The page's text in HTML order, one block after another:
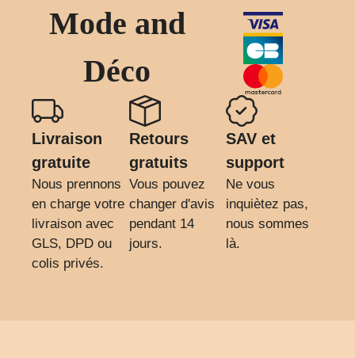
Mode and
Déco
Livraison
gratuite
Nous prennons
en charge votre
livraison avec
GLS, DPD ou
colis privés.
Retours
gratuits
Vous pouvez
changer d'avis
pendant 14
jours.
SAV et
support
Ne vous
inquiètez pas,
nous sommes
là.